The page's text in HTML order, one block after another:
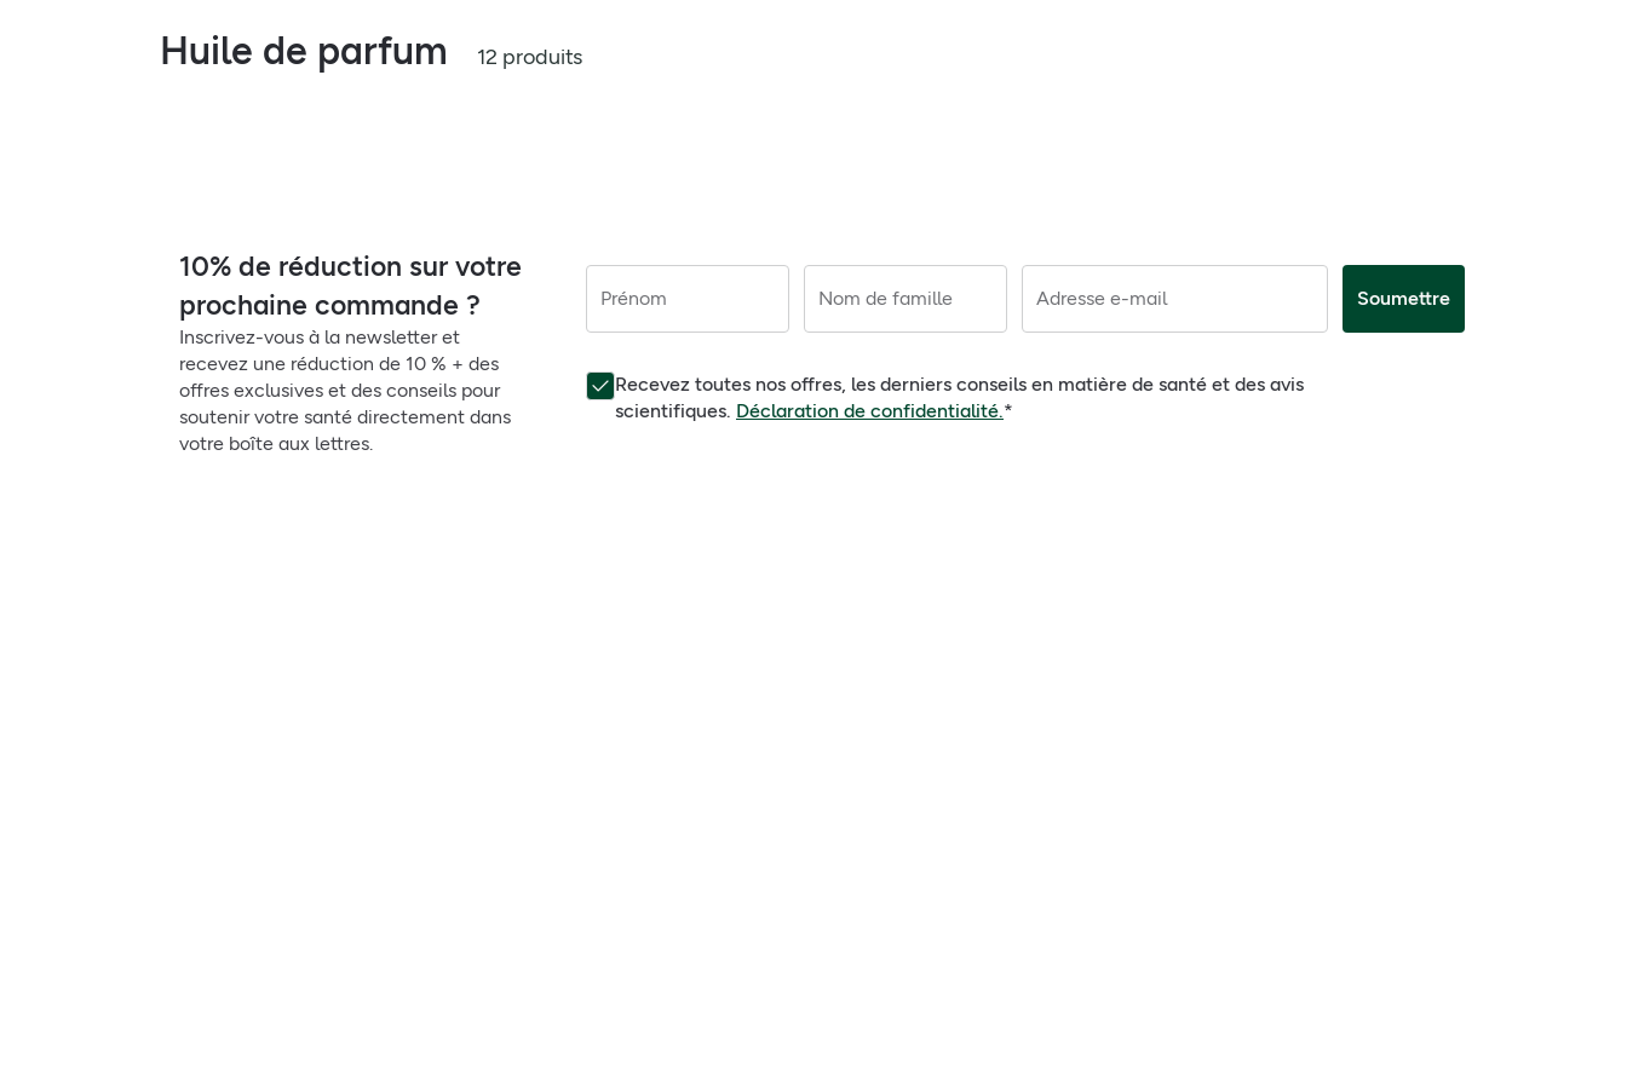
Huile de parfum 12 produits
10% de réduction sur votre
prochaine commande ?
Inscrivez-vous à la newsletter et
recevez une réduction de 10 % + des
offres exclusives et des conseils pour
soutenir votre santé directement dans
votre boîte aux lettres.
Prénom Nom de famille Adresse e-mail Soumettre
Recevez toutes nos offres, les derniers conseils en matière de santé et des avis
scientifiques. Déclaration de confidentialité.*